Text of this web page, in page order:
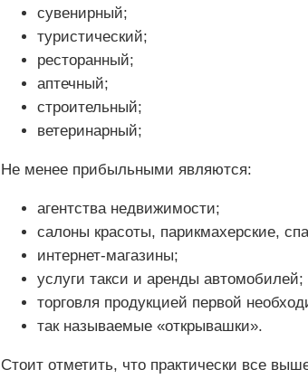
сувенирный;
туристический;
ресторанный;
аптечный;
строительный;
ветеринарный;
Не менее прибыльными являются:
агентства недвижимости;
салоны красоты, парикмахерские,
интернет-магазины;
услуги такси и аренды автомобилей;
торговля продукцией первой
так называемые «открывашки».
Стоит отметить, что практически все